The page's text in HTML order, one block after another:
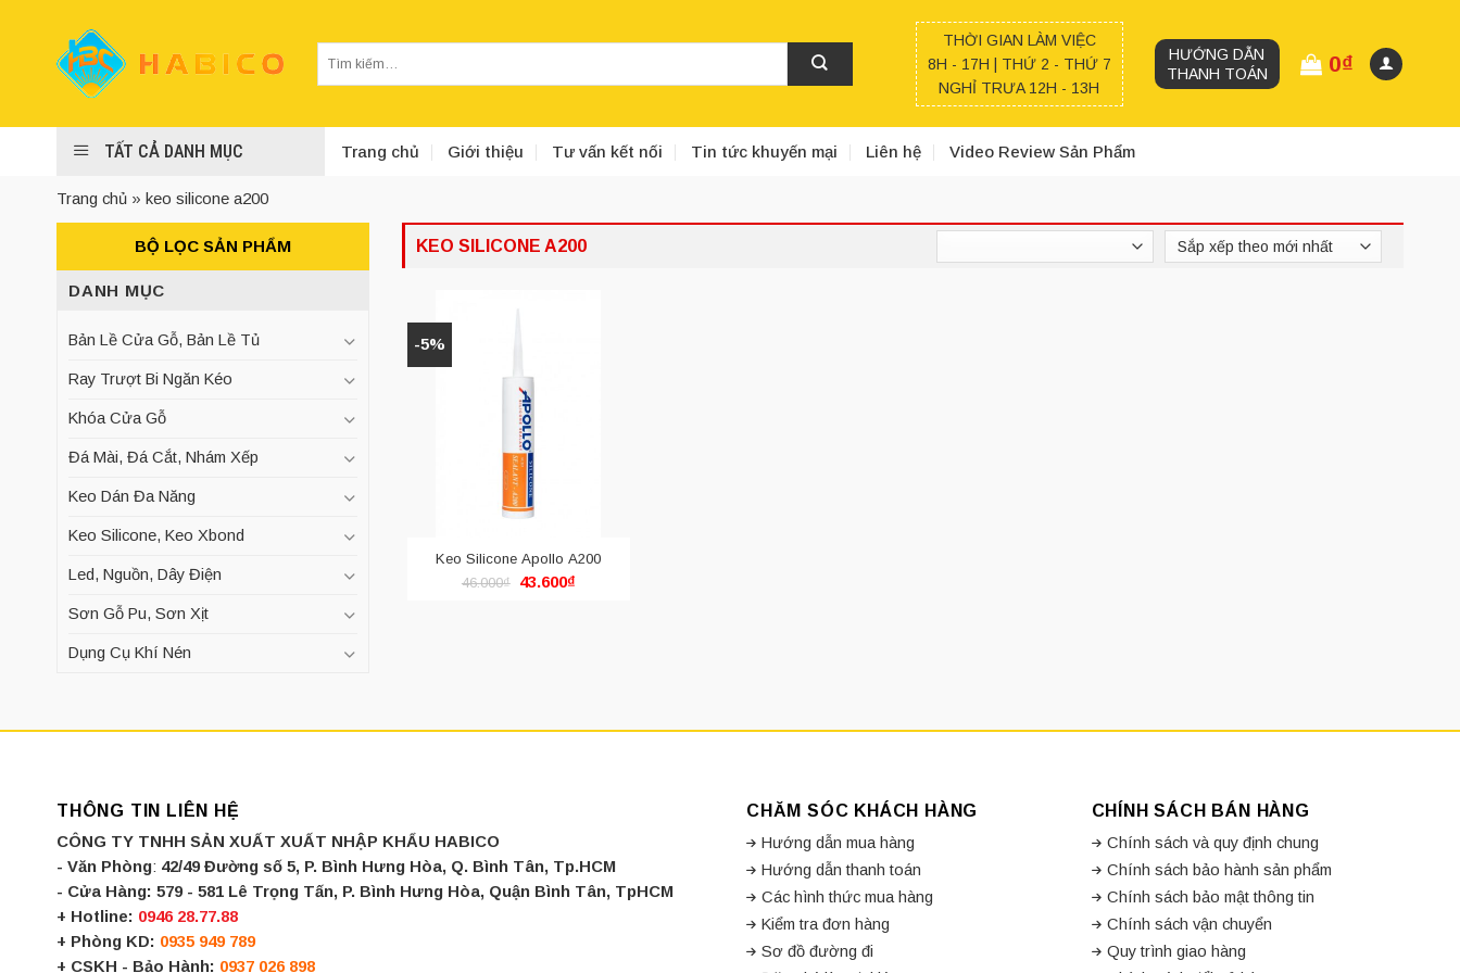
kiếm:
THỜI GIAN LÀM VIỆC
8H - 17H | THỨ 2 - THỨ 7
NGHỈ TRƯA 12H - 13H
HƯỚNG DẪN
THANH TOÁN
0₫
TẤT CẢ DANH MỤC Trang chủ Giới thiệu Tư vấn kết nối Tin tức khuyến mại Liên hệ Video Review Sản Phẩm
Trang chủ » keo silicone a200
BỘ LỌC SẢN PHẨM
DANH MỤC
Bản Lề Cửa Gỗ, Bản Lề Tủ
Ray Trượt Bi Ngăn Kéo
Khóa Cửa Gỗ
Đá Mài, Đá Cắt, Nhám Xếp
Keo Dán Đa Năng
Keo Silicone, Keo Xbond
Led, Nguồn, Dây Điện
Sơn Gỗ Pu, Sơn Xịt
Dụng Cụ Khí Nén
KEO SILICONE A200
-5%
Keo Silicone Apollo A200
46.000₫
Giá
43.600₫Giá
THÔNG TIN LIÊN HỆ
CÔNG TY TNHH SẢN XUẤT XUẤT NHẬP KHẨU HABICO
- Văn Phòng: 42/49 Đường số 5, P. Bình Hưng Hòa, Q. Bình Tân, Tp.HCM
- Cửa Hàng: 579 - 581 Lê Trọng Tấn, P. Bình Hưng Hòa, Quận Bình Tân, TpHCM
+ Hotline: 0946 28.77.88
+ Phòng KD: 0935 949 789
+ CSKH - Bảo Hành: 0937 026 898
CHĂM SÓC KHÁCH HÀNG
Hướng dẫn mua hàng
Hướng dẫn thanh toán
Các hình thức mua hàng
Kiểm tra đơn hàng
Sơ đồ đường đi
CHÍNH SÁCH BÁN HÀNG
Chính sách và quy định chung
Chính sách bảo hành sản phẩm
Chính sách bảo mật thông tin
Chính sách vận chuyển
Quy trình giao hàng